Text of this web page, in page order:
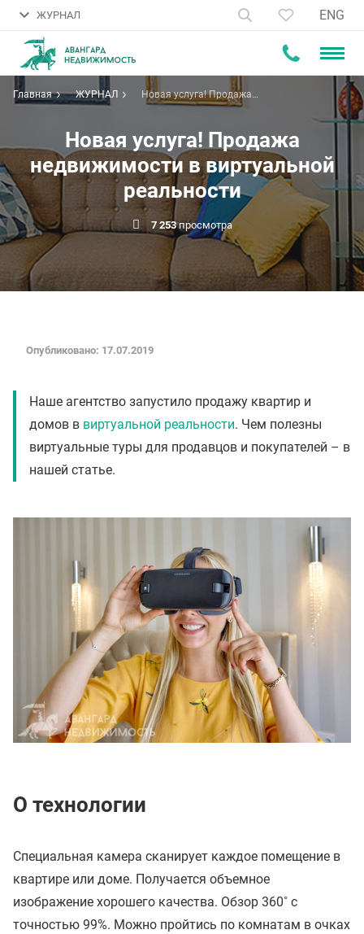
ЖУРНАЛ ENG
Главная ЖУРНАЛ
Новая услуга! Продажа
недвижимости в виртуальной
Новая услуга! Продажа
недвижимости в виртуальной
реальности
7 253просмотра
Опубликовано: 17.07.2019
Наше агентство запустило продажу квартир и
домов в виртуальной реальности. Чем полезны
виртуальные туры для продавцов и покупателей – в
нашей статье.
О технологии
Специальная камера сканирует каждое помещение в
квартире или доме. Получается объемное
изображение хорошего качества. Обзор 360˚ с
точностью 99%. Можно пройтись по комнатам в очках